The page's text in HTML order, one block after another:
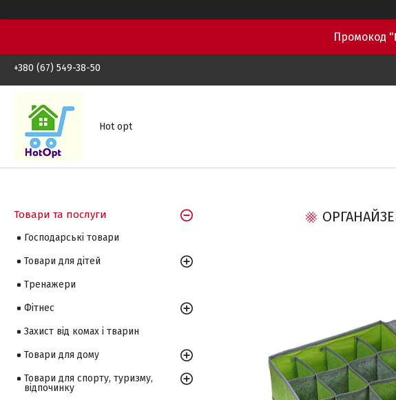
Промокод "
+380 (67) 549-38-50
Hot opt
Товари та послуги
Господарські товари
Товари для дітей
Тренажери
Фітнес
Захист від комах і тварин
Товари для дому
Товари для спорту, туризму,
відпочинку